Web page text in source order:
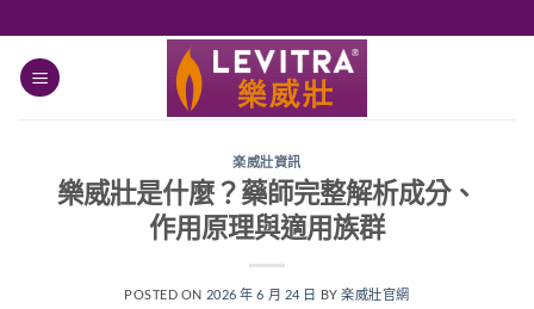
楽威壯資訊
樂威壯是什麼？藥師完整解析成分、
作用原理與適用族群
POSTED ON 2026 年 6 月 24 日 BY楽威壯官網